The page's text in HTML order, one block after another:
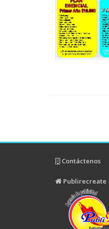
Contáctenos
Publirecreate